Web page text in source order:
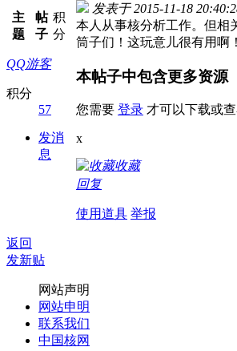
主
题
帖
子
积
分
QQ游客
积分
57
发消
息
发表于 2015-11-18
本人从事核分析工作。但
筒子们！这玩意儿很有用啊！
本帖子中包含更多资源
您需要 登录 才可以下载或
x
收藏
回复
使用道具 举报
返回
发新贴
网站声明
网站申明
联系我们
中国核网